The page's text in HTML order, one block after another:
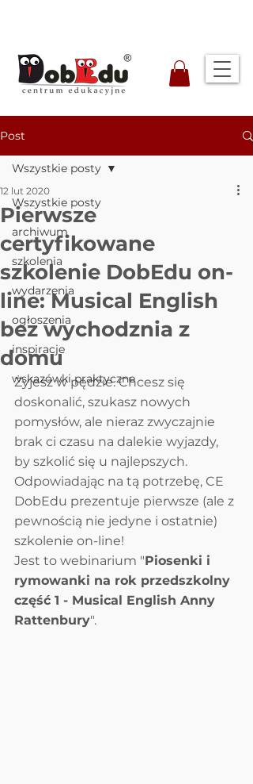
Post
Wszystkie posty
archiwum
szkolenia
wydarzenia
ogłoszenia
inspiracje
wskazówki praktyczne
Wszystkie posty
Pierwsze
certyfikowane
szkolenie DobEdu on-
line: Musical English
bez wychodznia z
domu
12 lut 2020
Żyjesz w pędzie. Chcesz się
doskonalić, szukasz nowych
pomysłów, ale nieraz zwyczajnie
brak ci czasu na dalekie wyjazdy,
by szkolić się u najlepszych.
Odpowiadając na tą potrzebę, CE
DobEdu prezentuje pierwsze (ale z
pewnością nie jedyne i ostatnie)
szkolenie on-line!
Jest to webinarium "Piosenki i
rymowanki na rok przedszkolny
część 1 - Musical English Anny
Rattenbury".